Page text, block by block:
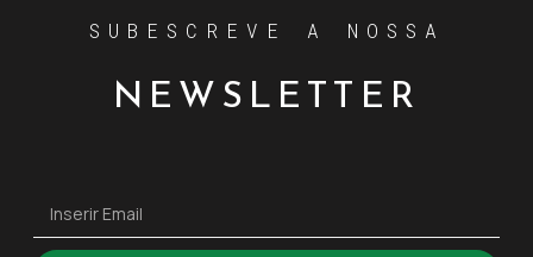
SUBESCREVE A NOSSA
NEWSLETTER